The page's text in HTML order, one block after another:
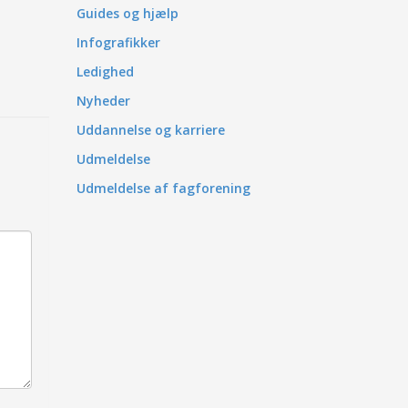
Guides og hjælp
Infografikker
Ledighed
Nyheder
Uddannelse og karriere
Udmeldelse
Udmeldelse af fagforening